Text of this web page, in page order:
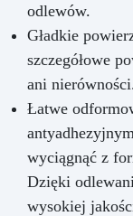
odlewów.
Gładkie
szczegółowe
ani
Łatwe
wyciągnąć z
Dzięki
wysokiej